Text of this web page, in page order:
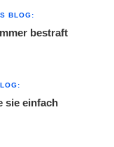
BLOG:
bestraft
sie einfach